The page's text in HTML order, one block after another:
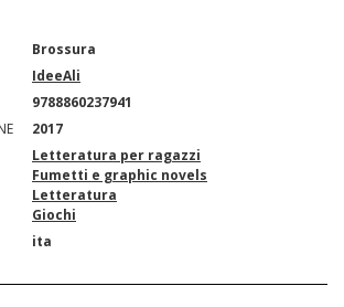
Brossura
IdeeAli
9788860237941
2017
Letteratura per ragazzi
Fumetti e graphic novels
Letteratura
Giochi
ita